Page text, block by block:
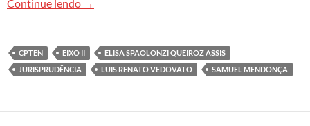
Continue lendo →
CPTEN EIXO II
ELISA SPAOLONZI QUEIROZ ASSIS
JURISPRUDÊNCIA
LUIS RENATO VEDOVATO SAMUEL MENDONÇA